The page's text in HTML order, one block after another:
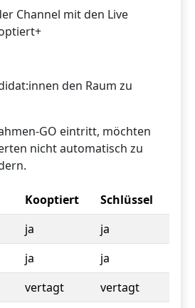
Channel mit den Live
den Raum zu
GO eintritt, möchten
nicht automatisch zu
Kooptiert
Schlüssel
ja
ja
ja
ja
vertagt
vertagt